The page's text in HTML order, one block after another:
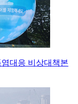
대응 비상대책본